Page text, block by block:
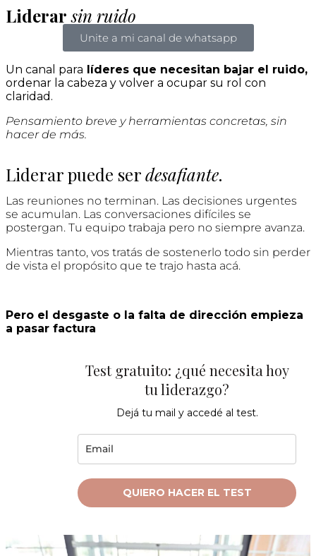
Liderar sin ruido
Unite a mi canal de whatsapp
Un canal para líderes que necesitan bajar el ruido,
ordenar la cabeza y volver a ocupar su rol con
claridad.
Pensamiento breve y herramientas concretas, sin
hacer de más.
Liderar puede serdesafiante.
Las reuniones no terminan. Las decisiones urgentes
se acumulan. Las conversaciones difíciles se
postergan. Tu equipo trabaja pero no siempre avanza.
Mientras tanto, vos tratás de sostenerlo todo sin perder
de vista el propósito que te trajo hasta acá.
Pero el desgaste o la falta de dirección empieza
a pasar factura
Test gratuito: ¿qué necesita hoy
tu liderazgo?
Dejá tu mail y accedé al test.
QUIERO HACER EL TEST